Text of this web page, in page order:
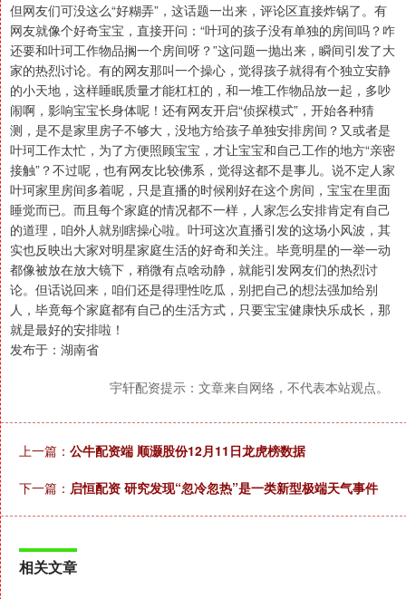
但网友们可没这么“好糊弄”，这话题一出来，评论区直接炸锅了。有
网友就像个好奇宝宝，直接开问：“叶珂的孩子没有单独的房间吗？咋
还要和叶珂工作物品搁一个房间呀？”这问题一抛出来，瞬间引发了大
家的热烈讨论。有的网友那叫一个操心，觉得孩子就得有个独立安静
的小天地，这样睡眠质量才能杠杠的，和一堆工作物品放一起，多吵
闹啊，影响宝宝长身体呢！还有网友开启“侦探模式”，开始各种猜
测，是不是家里房子不够大，没地方给孩子单独安排房间？又或者是
叶珂工作太忙，为了方便照顾宝宝，才让宝宝和自己工作的地方“亲密
接触”？不过呢，也有网友比较佛系，觉得这都不是事儿。说不定人家
叶珂家里房间多着呢，只是直播的时候刚好在这个房间，宝宝在里面
睡觉而已。而且每个家庭的情况都不一样，人家怎么安排肯定有自己
的道理，咱外人就别瞎操心啦。叶珂这次直播引发的这场小风波，其
实也反映出大家对明星家庭生活的好奇和关注。毕竟明星的一举一动
都像被放在放大镜下，稍微有点啥动静，就能引发网友们的热烈讨
论。但话说回来，咱们还是得理性吃瓜，别把自己的想法强加给别
人，毕竟每个家庭都有自己的生活方式，只要宝宝健康快乐成长，那
就是最好的安排啦！
发布于：湖南省
宇轩配资提示：文章来自网络，不代表本站观点。
上一篇： 公牛配资端 顺灏股份12月11日龙虎榜数据
下一篇： 启恒配资 研究发现“忽冷忽热”是一类新型极端天气事件
相关文章